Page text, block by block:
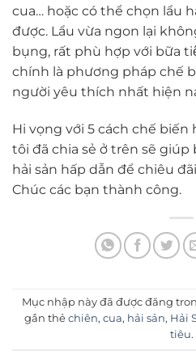
cua… hoặc có thể chọn lẩu
được. Lẩu vừa ngon lại
bụng, rất phù hợp với bữa
chính là phương pháp chế
người yêu thích nhất hiện
Hi vọng với 5 cách chế
tôi đã chia sẻ ở trên sẽ
hải sản hấp dẫn để chiêu
Chúc các bạn thành công.
Mục nhập này đã được đăng
gắn thẻ chiên, cua, hải sản, Hải
tiêu.